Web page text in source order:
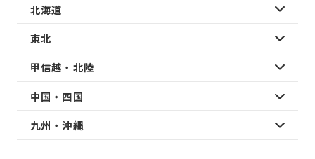
北海道
東北
甲信越・北陸
中国・四国
九州・沖縄